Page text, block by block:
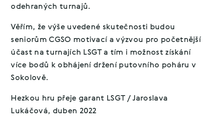
odehraných turnajů.
Věřím, že výše uvedené skutečnosti budou
seniorům CGSO motivací a výzvou pro početnější
účast na turnajích LSGT a tím i možnost získání
více bodů k obhájení držení putovního poháru v
Sokolově.
Hezkou hru přeje garant LSGT / Jaroslava
Lukáčová, duben 2022